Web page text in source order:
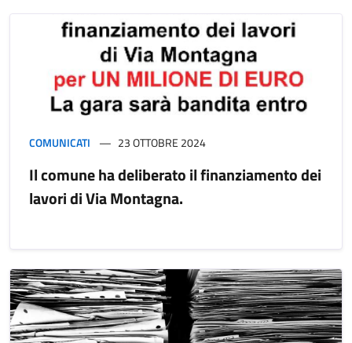
COMUNICATI 23 OTTOBRE 2024
Il comune ha deliberato il finanziamento dei
lavori di Via Montagna.